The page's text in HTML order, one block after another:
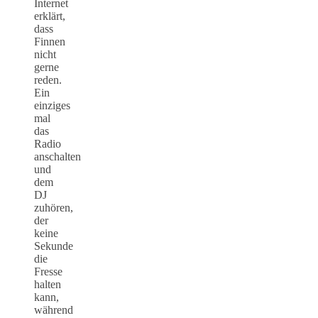
Internet
erklärt,
dass
Finnen
nicht
gerne
reden.
Ein
einziges
mal
das
Radio
anschalten
und
dem
DJ
zuhören,
der
keine
Sekunde
die
Fresse
halten
kann,
während